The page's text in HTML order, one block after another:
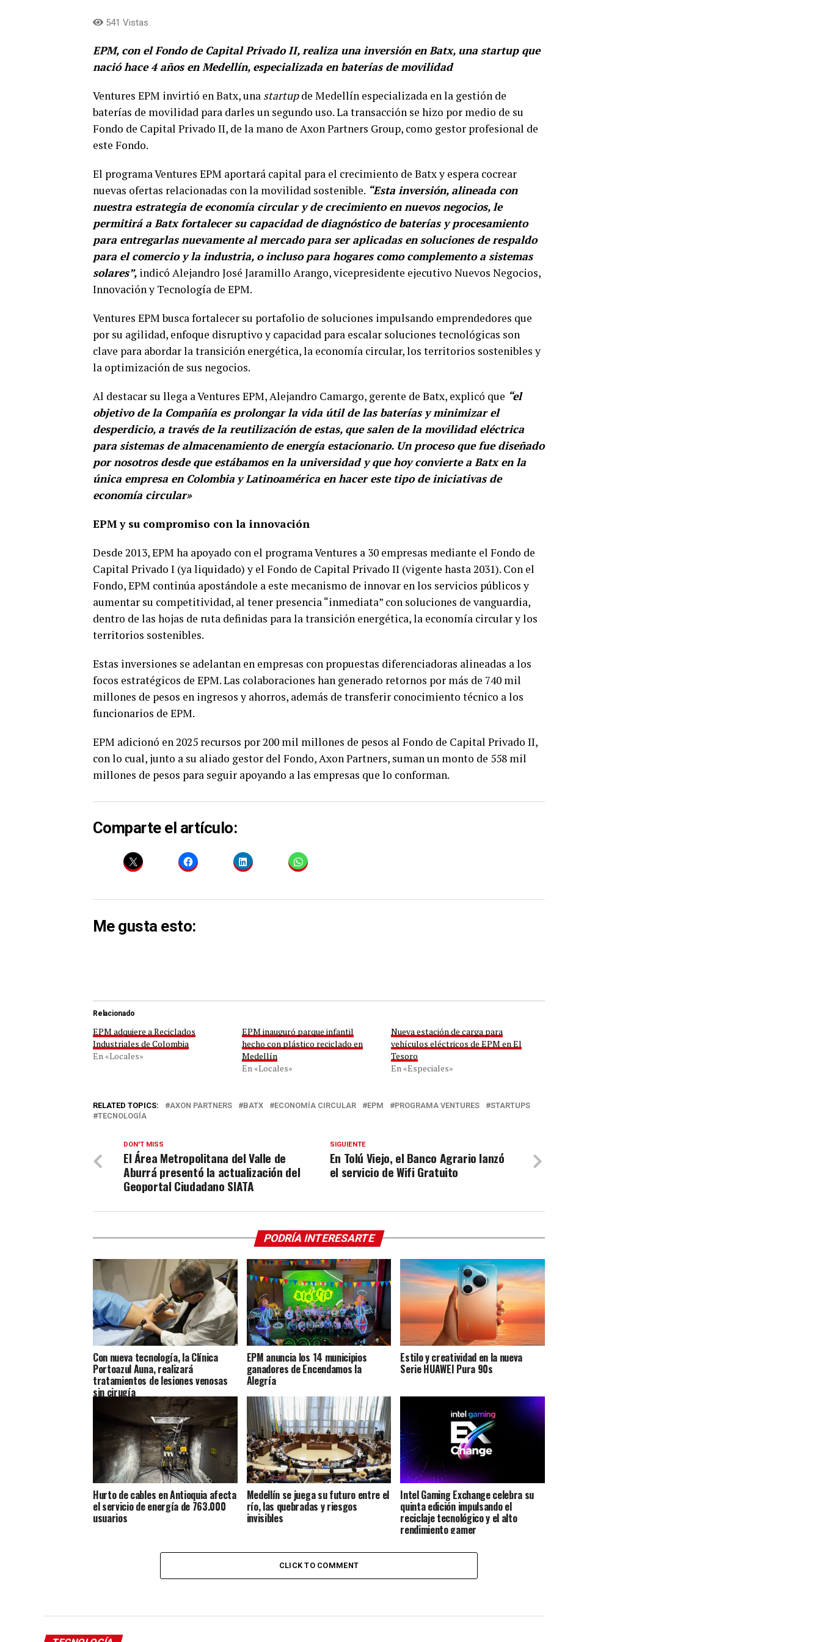
541 Vistas
EPM, con el Fondo de Capital Privado II, realiza una inversión en Batx, una startup que
nació hace 4 años en Medellín, especializada en baterías de movilidad
Ventures EPM invirtió en Batx, una startupde Medellín especializada en la gestión de
baterías de movilidad para darles un segundo uso. La transacción se hizo por medio de su
Fondo de Capital Privado II, de la mano de Axon Partners Group, como gestor profesional de
este Fondo.
El programa Ventures EPM aportará capital para el crecimiento de Batx y espera cocrear
nuevas ofertas relacionadas con la movilidad sostenible. “Esta inversión, alineada con
nuestra estrategia de economía circular y de crecimiento en nuevos negocios, le
permitirá a Batx fortalecer su capacidad de diagnóstico de baterías y procesamiento
para entregarlas nuevamente al mercado para ser aplicadas en soluciones de respaldo
para el comercio y la industria, o incluso para hogares como complemento a sistemas
solares”, indicó Alejandro José Jaramillo Arango, vicepresidente ejecutivo Nuevos Negocios,
Innovación y Tecnología de EPM.
Ventures EPM busca fortalecer su portafolio de soluciones impulsando emprendedores que
por su agilidad, enfoque disruptivo y capacidad para escalar soluciones tecnológicas son
clave para abordar la transición energética, la economía circular, los territorios sostenibles y
la optimización de sus negocios.
Al destacar su llega a Ventures EPM, Alejandro Camargo, gerente de Batx, explicó que “el
objetivo de la Compañía es prolongar la vida útil de las baterías y minimizar el
desperdicio, a través de la reutilización de estas, que salen de la movilidad eléctrica
para sistemas de almacenamiento de energía estacionario. Un proceso que fue diseñado
por nosotros desde que estábamos en la universidad y que hoy convierte a Batx en la
única empresa en Colombia y Latinoamérica en hacer este tipo de iniciativas de
economía circular»
EPM y su compromiso con la innovación
Desde 2013, EPM ha apoyado con el programa Ventures a 30 empresas mediante el Fondo de
Capital Privado I (ya liquidado) y el Fondo de Capital Privado II (vigente hasta 2031). Con el
Fondo, EPM continúa apostándole a este mecanismo de innovar en los servicios públicos y
aumentar su competitividad, al tener presencia “inmediata” con soluciones de vanguardia,
dentro de las hojas de ruta definidas para la transición energética, la economía circular y los
territorios sostenibles.
Estas inversiones se adelantan en empresas con propuestas diferenciadoras alineadas a los
focos estratégicos de EPM. Las colaboraciones han generado retornos por más de 740 mil
millones de pesos en ingresos y ahorros, además de transferir conocimiento técnico a los
funcionarios de EPM.
EPM adicionó en 2025 recursos por 200 mil millones de pesos al Fondo de Capital Privado II,
con lo cual, junto a su aliado gestor del Fondo, Axon Partners, suman un monto de 558 mil
millones de pesos para seguir apoyando a las empresas que lo conforman.
Comparte el artículo:
Me gusta esto:
Relacionado
EPM adquiere a Reciclados
Industriales de Colombia
En «Locales»
EPM inauguró parque infantil
hecho con plástico reciclado en
Medellín
En «Locales»
Nueva estación de carga para
vehículos eléctricos de EPM en El
Tesoro
En «Especiales»
RELATED TOPICS: AXON PARTNERS BATX ECONOMÍA CIRCULAR EPM PROGRAMA VENTURES
STARTUPS
TECNOLOGÍA
SIGUIENTE
En Tolú Viejo, el Banco Agrario lanzó
el servicio de Wifi Gratuito
DON'T MISS
El Área Metropolitana del Valle de
Aburrá presentó la actualización del
Geoportal Ciudadano SIATA
PODRÍA INTERESARTE
Con nueva tecnología, la Clínica
Portoazul Auna, realizará
tratamientos de lesiones venosas
sin cirugía
EPM anuncia los 14 municipios
ganadores de Encendamos la
Alegría
Estilo y creatividad en la nueva
Serie HUAWEI Pura 90s
Hurto de cables en Antioquia afecta
el servicio de energía de 763.000
usuarios
Medellín se juega su futuro entre el
río, las quebradas y riesgos
invisibles
Intel Gaming Exchange celebra su
quinta edición impulsando el
reciclaje tecnológico y el alto
rendimiento gamer
CLICK TO COMMENT